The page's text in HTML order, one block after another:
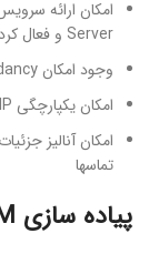
Server و فعال کردن پروتکل Radius بر روی Voice Gateway
وجود امکان Redundancy در سیستم مرکزی مدیریت تماس ها
امکان یکپارچگی VoIP با قابلیت های سوئیچ ها و روتر های سیسکو
امکان آنالیز
تماسها
پیاده سازی